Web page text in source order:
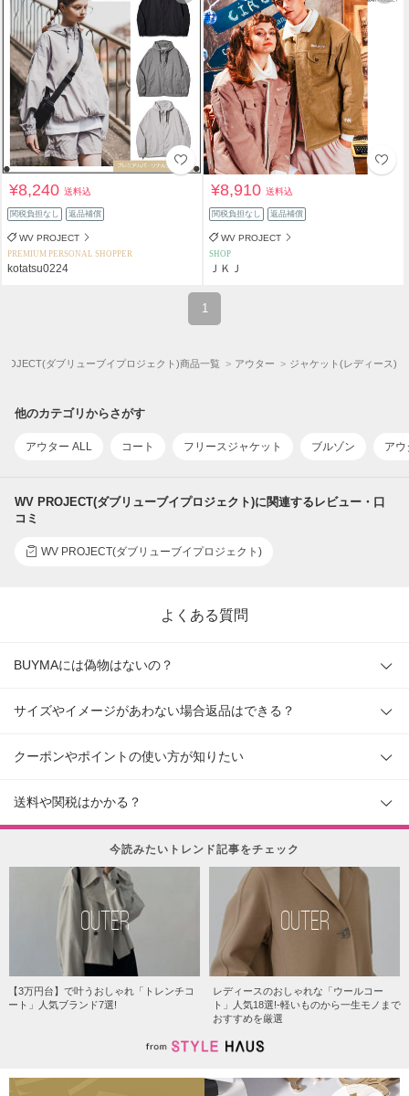
¥8,240送料込
関税負担なし 返品補償
WV PROJECT
PREMIUM PERSONAL SHOPPER
kotatsu0224
¥8,910送料込
関税負担なし 返品補償
WV PROJECT
SHOP
ＪＫＪ
1
ダブリューブイプロジェクト)商品一覧 アウター ジャケット(レディース)
他のカテゴリからさがす
アウター ALL コート フリースジャケット ブルゾン ア
WV PROJECT(ダブリューブイプロジェクト)に関連するレビュー・口
コミ
WV PROJECT(ダブリューブイプロジェクト)
よくある質問
BUYMAには偽物はないの？
サイズやイメージがあわない場合返品はできる？
クーポンやポイントの使い方が知りたい
送料や関税はかかる？
今読みたいトレンド記事をチェック
OUTER
【3万円台】で叶うおしゃれ「トレンチコ
ート」人気ブランド7選!
OUTER
レディースのおしゃれな「ウールコー
ト」人気18選!-軽いものから一生モノまで
おすすめを厳選